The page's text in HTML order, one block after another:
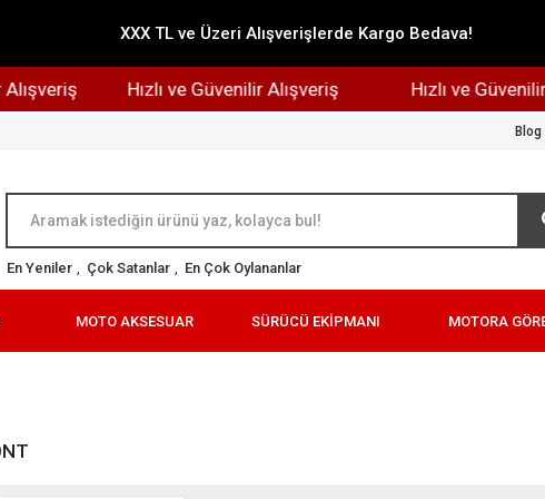
XXX TL ve Üzeri Alışverişlerde Kargo Bedava!
Hızlı ve Güvenilir Alışveriş Hızlı ve Güvenilir
Blog
En Yeniler , Çok Satanlar , En Çok Oylananlar
MOTO AKSESUAR SÜRÜCÜ EKİPMANI MOTORA